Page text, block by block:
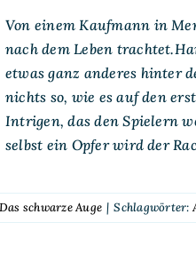
Von einem Kaufmann in
nach dem Leben
etwas ganz anderes hinter
nichts so, wie es auf den
Intrigen, das den Spielern
selbst ein Opfer wird der
Das schwarze Auge | Schlagwörter: